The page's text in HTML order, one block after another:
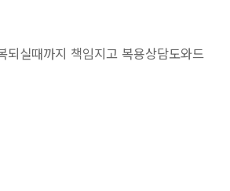
되실때까지 책임지고 복용상담도와드